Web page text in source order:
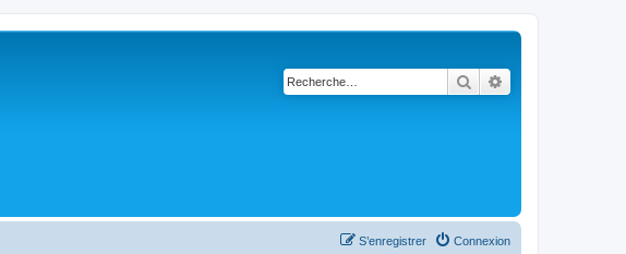
Rechercher
Connexion
S’enregistrer